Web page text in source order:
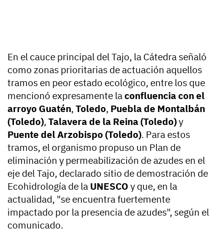
En el cauce principal del Tajo, la Cátedra señaló
como zonas prioritarias de actuación aquellos
tramos en peor estado ecológico, entre los que
mencionó expresamente laconfluencia con el
arroyo Guatén, Toledo, Puebla de Montalbán
(Toledo), Talavera de la Reina (Toledo)y
Puente del Arzobispo (Toledo). Para estos
tramos, el organismo propuso un Plan de
eliminación y permeabilización de azudes en el
eje del Tajo, declarado sitio de demostración de
Ecohidrología de la UNESCO y que, en la
actualidad, "se encuentra fuertemente
impactado por la presencia de azudes", según el
comunicado.